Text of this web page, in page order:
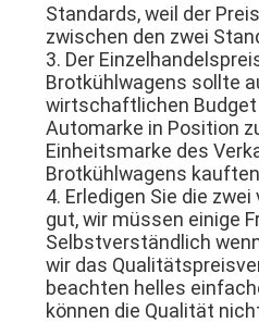
Standards, weil der
zwischen den zwei
3. Der
Brotkühlwagens sollte
wirtschaftlichen Budget
Automarke in Position
Einheitsmarke des
Brotkühlwagens
4. Erledigen Sie die
gut, wir müssen einige
Selbstverständlich
wir das
beachten helles
können die Qualität